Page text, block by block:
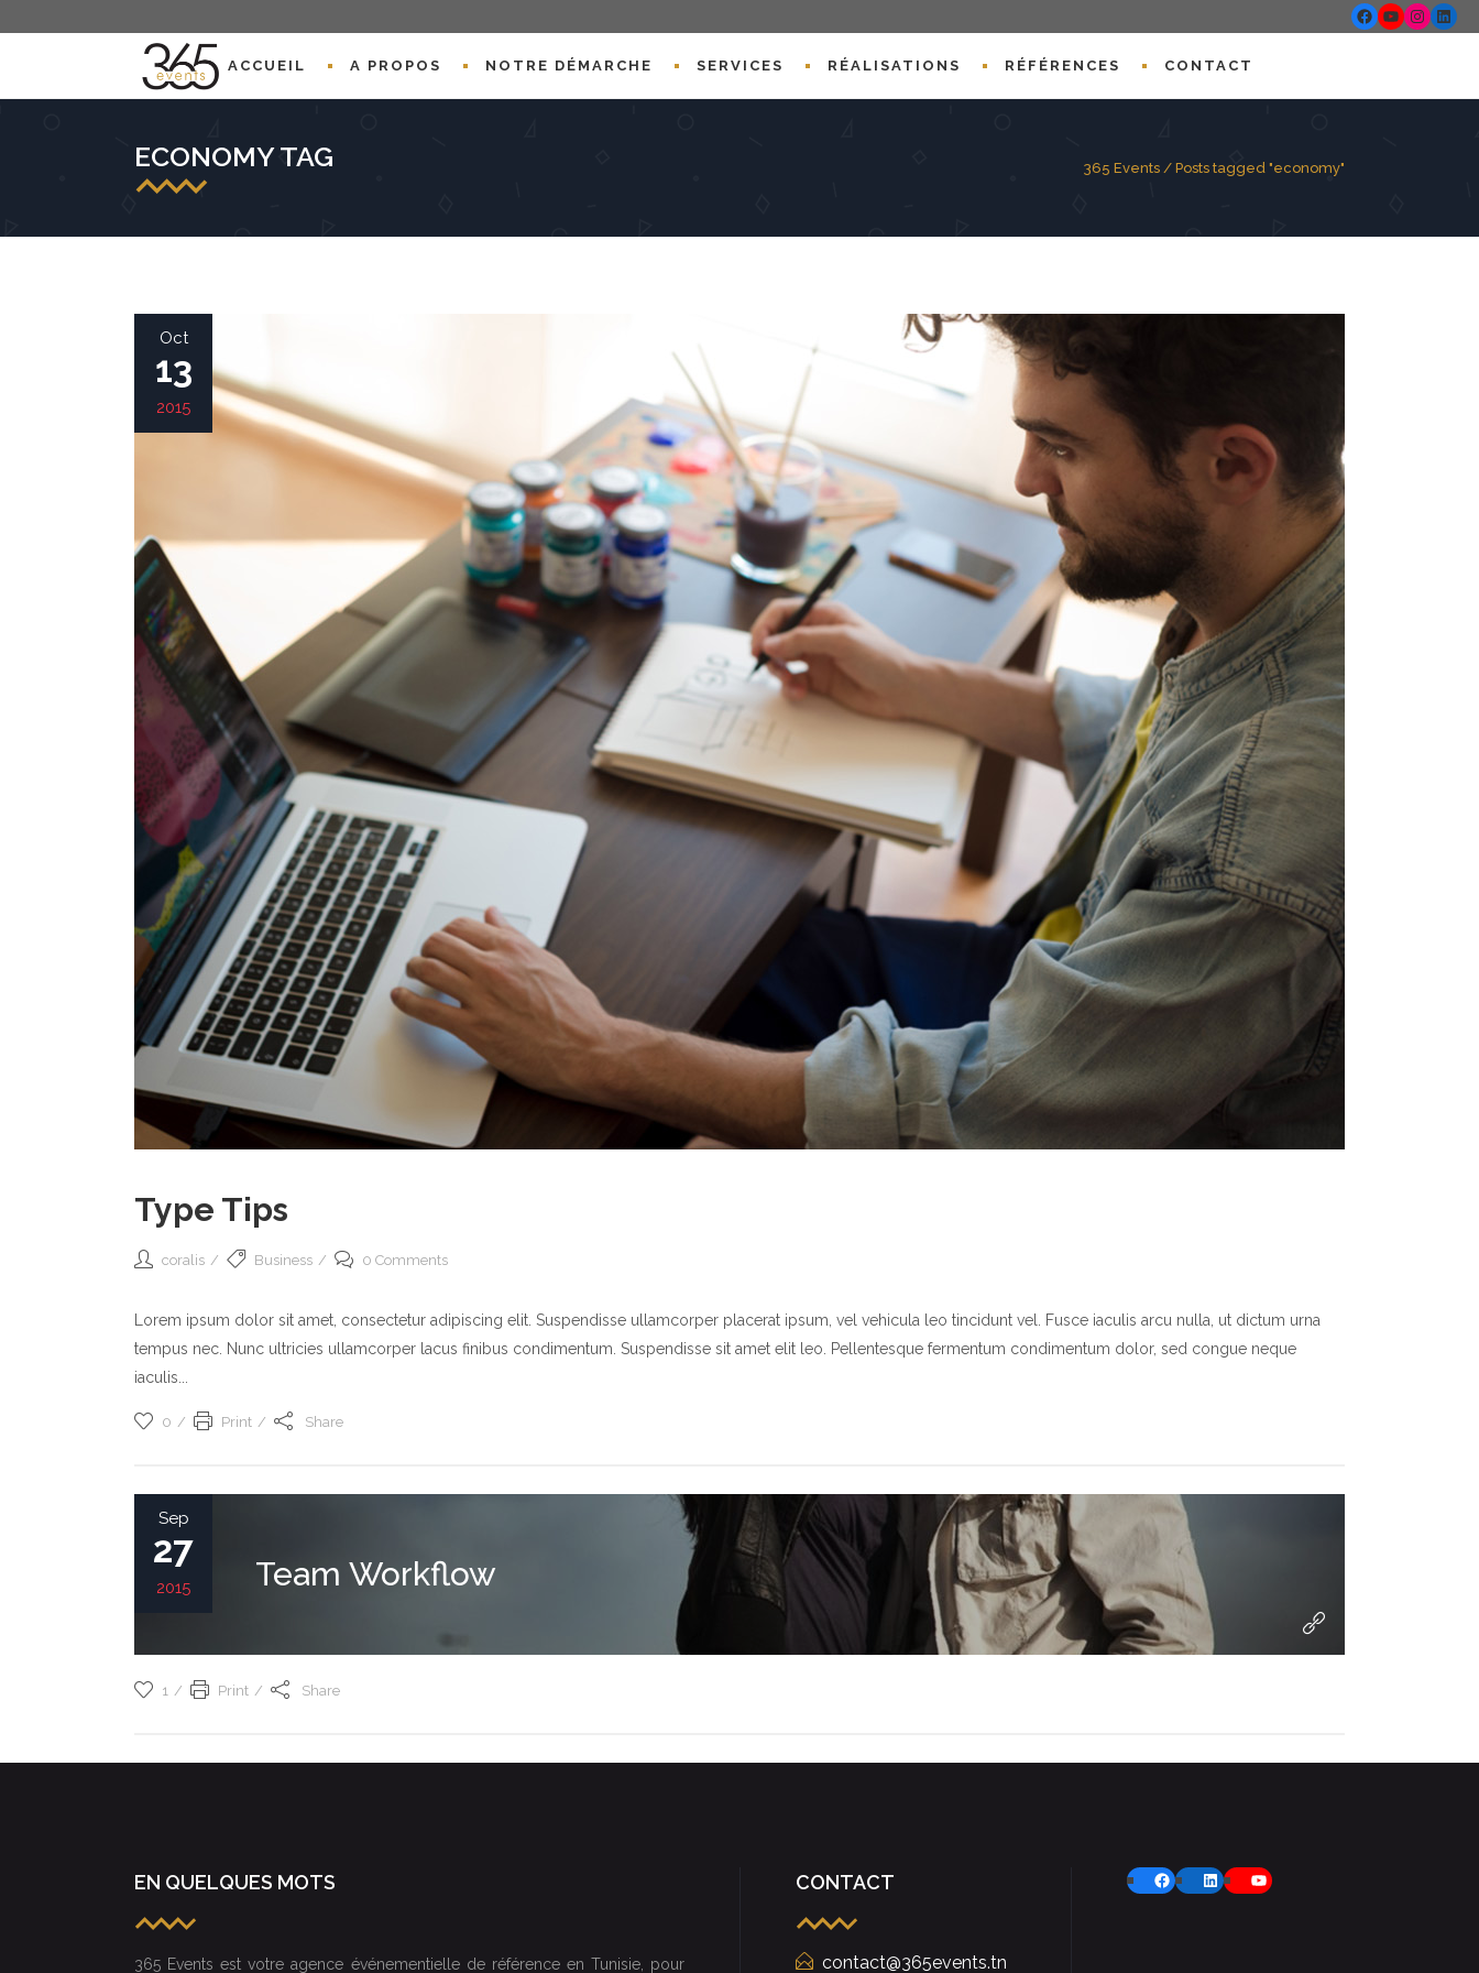
Facebook
YouTube
ACCUEIL A PROPOS NOTRE DÉMARCHE SERVICES RÉALISATIONS RÉFÉRENCES CONTACT
ECONOMY TAG 365 Events / Posts tagged "economy"
Oct
13
2015
Type Tips
coralis Business 0 Comments
Lorem ipsum dolor sit amet, consectetur adipiscing elit. Suspendisse ullamcorper placerat ipsum, vel vehicula leo tincidunt vel. Fusce iaculis arcu nulla, ut dictum urna
tempus nec. Nunc ultricies ullamcorper lacus finibus condimentum. Suspendisse sit amet elit leo. Pellentesque fermentum condimentum dolor, sed congue neque
iaculis...
0 Print Share
Sep
27
2015 Team Workflow
1 Print Share
EN QUELQUES MOTS
365 Events est votre agence événementielle de référence en Tunisie, pour
CONTACT
contact@365events.tn
FacebookLinkedInYouTube